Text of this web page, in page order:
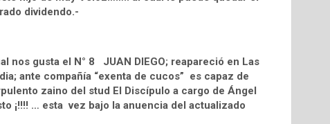
dividendo.-
nos gusta el N° 8 JUAN DIEGO; reapareció en Las
ante compañía “exenta de cucos” es capaz de
zaino del stud El Discípulo a cargo de Ángel
¡!!!! … esta vez bajo la anuencia del actualizado